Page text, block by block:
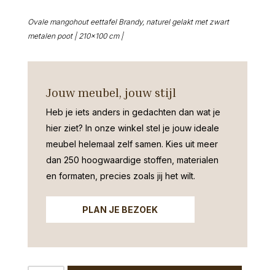
Ovale mangohout eettafel Brandy, naturel gelakt met zwart
metalen poot | 210×100 cm |
Jouw meubel, jouw stijl
Heb je iets anders in gedachten dan wat je
hier ziet? In onze winkel stel je jouw ideale
meubel helemaal zelf samen. Kies uit meer
dan 250 hoogwaardige stoffen, materialen
en formaten, precies zoals jij het wilt.
PLAN JE BEZOEK